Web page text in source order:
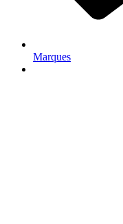
Marques